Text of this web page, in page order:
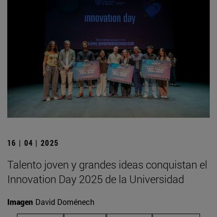
16 | 04 | 2025
Talento joven y grandes ideas conquistan el
Innovation Day 2025 de la Universidad
Imagen David Doménech